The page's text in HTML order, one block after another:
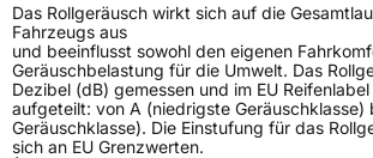
Das Rollgeräusch wirkt sich auf die
Fahrzeugs aus
und beeinflusst sowohl den eigenen
Geräuschbelastung für die Umwelt. Das
Dezibel (dB) gemessen und im EU
aufgeteilt: von A (niedrigste Geräuschklasse)
Geräuschklasse). Die Einstufung für das
sich an EU Grenzwerten.